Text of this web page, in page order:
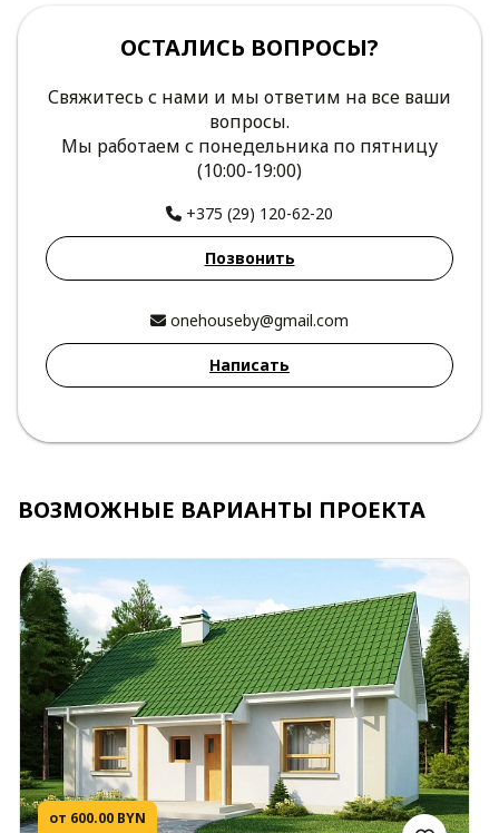
ОСТАЛИСЬ ВОПРОСЫ?
Свяжитесь с нами и мы ответим на все ваши
вопросы.
Мы работаем с понедельника по пятницу
(10:00-19:00)
+375 (29) 120-62-20
Позвонить
onehouseby@gmail.com
Написать
ВОЗМОЖНЫЕ ВАРИАНТЫ ПРОЕКТА
от 600.00 BYN